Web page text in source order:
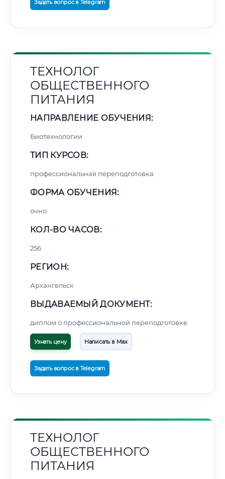
Задать вопрос в Telegram
ТЕХНОЛОГ
ОБЩЕСТВЕННОГО
ПИТАНИЯ
НАПРАВЛЕНИЕ ОБУЧЕНИЯ:
Биотехнологии
ТИП КУРСОВ:
профессиональная переподготовка
ФОРМА ОБУЧЕНИЯ:
очно
КОЛ-ВО ЧАСОВ:
256
РЕГИОН:
Архангельск
ВЫДАВАЕМЫЙ ДОКУМЕНТ:
диплом о профессиональной переподготовке
Узнать цену Написать в Max
Задать вопрос в Telegram
ТЕХНОЛОГ
ОБЩЕСТВЕННОГО
ПИТАНИЯ